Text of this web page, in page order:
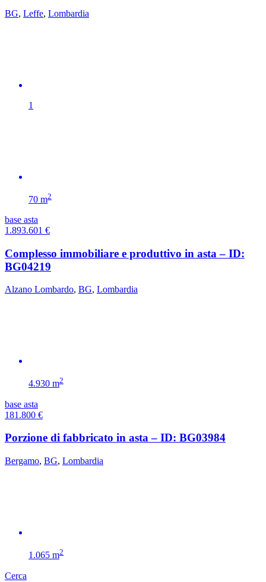
BG, Leffe, Lombardia
1
70 m2
base asta
1.893.601 €
Complesso immobiliare e produttivo in asta – ID:
BG04219
Alzano Lombardo, BG, Lombardia
4.930 m2
base asta
181.800 €
Porzione di fabbricato in asta – ID: BG03984
Bergamo, BG, Lombardia
1.065 m2
Cerca